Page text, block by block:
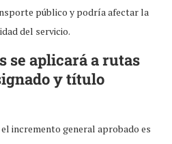
público y podría afectar la
del servicio.
se aplicará a rutas
y título
incremento general aprobado es